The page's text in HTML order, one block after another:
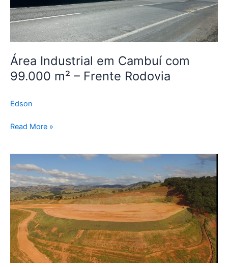
Área Industrial em Cambuí com
99.000 m² – Frente Rodovia
Edson
Read More »
Industrial
com
186.000
m²
à
Venda
em
Cambuí/MG